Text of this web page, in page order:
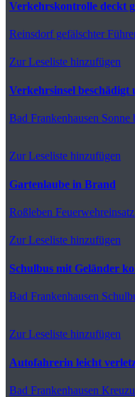
Verkehrskontrolle deckt
Reinsdorfgefälschter
Zur Leseliste hinzufügen
Verkehrsinsel beschädigt
Bad Frankenhausen Sonne
Zur Leseliste hinzufügen
Gartenlaube in Brand
Roßleben
Zur Leseliste hinzufügen
Schulbus mit Geländer
Bad Frankenhausen
Zur Leseliste hinzufügen
Autofahrerin leicht
Bad Frankenhausen